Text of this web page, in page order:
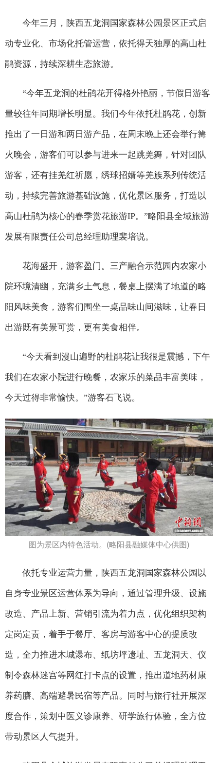
今年三月，陕西五龙洞国家森林公园景区正式启
动专业化、市场化托管运营，依托得天独厚的高山杜
鹃资源，持续深耕生态旅游。
“今年五龙洞的杜鹃花开得格外艳丽，节假日游客
量较往年同期增长明显。我们今年依托杜鹃花，创新
推出了一日游和两日游产品，在周末晚上还会举行篝
火晚会，游客们可以参与进来一起跳羌舞，针对团队
游客，还有挂羌红祈愿，绣球招婿等羌族系列传统活
动，持续完善旅游基础设施，优化景区服务，打造以
高山杜鹃为核心的春季赏花旅游IP。”略阳县全域旅游
发展有限责任公司总经理助理裴培说。
花海盛开，游客盈门。三产融合示范园内农家小
院环境清幽，充满乡土气息，餐桌上摆满了地道的略
阳风味美食，游客们围坐一桌品味山间滋味，让春日
出游既有美景可赏，更有美食相伴。
“今天看到漫山遍野的杜鹃花让我很是震撼，下午
我们在农家小院进行晚餐，农家乐的菜品丰富美味，
今天过得非常愉快。”游客石飞说。
图为景区内特色活动。(略阳县融媒体中心供图)
依托专业运营力量，陕西五龙洞国家森林公园以
自身专业景区运营体系为导向，通过管理升级、设施
改造、产品上新、营销引流为着力点，优化组织架构
定岗定责，着手于餐厅、客房与游客中心的提质改
造，全力推进木城瀑布、纸坊坪遗址、五龙洞天、仪
制令森林迷宫等网红打卡点的设置，推出道地药材康
养药膳、高端避暑民宿等产品。同时与旅行社开展深
度合作，策划中医义诊康养、研学旅行体验，全方位
带动景区人气提升。